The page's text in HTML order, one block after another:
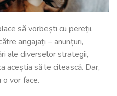
să vorbești cu pereții,
angajați – anunțuri,
ale diverselor strategii,
aceștia să le citească. Dar,
o vor face.